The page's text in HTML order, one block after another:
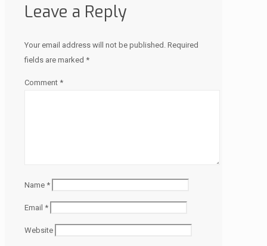
Leave a Reply
Your email address will not be published. Required
fields are marked *
Comment *
Name *
Email *
Website